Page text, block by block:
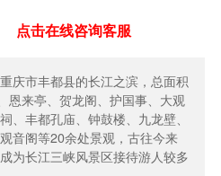
点击在线咨询客服
庆市丰都县的长江之滨，总面积
恩来亭、贺龙阁、护国事、大观
、丰都孔庙、钟鼓楼、九龙壁、
音阁等20余处景观，古往今来
为长江三峡风景区接待游人较多